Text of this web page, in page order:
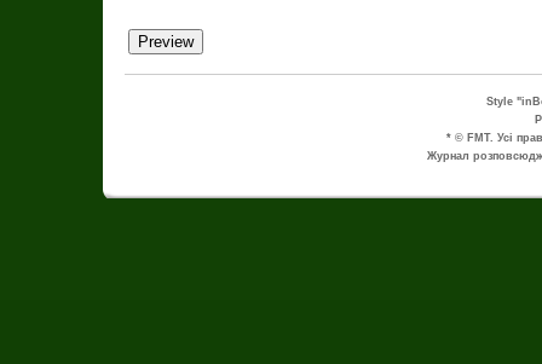
Style
* © FMT. Усі
Журнал